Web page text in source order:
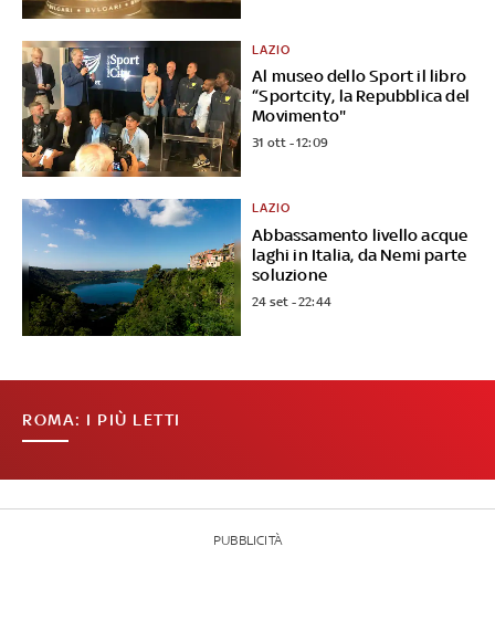
Al museo dello Sport il libro
“Sportcity, la Repubblica del
Movimento"
LAZIO
31 ott - 12:09
Abbassamento livello acque
laghi in Italia, da Nemi parte
soluzione
LAZIO
24 set - 22:44
ROMA: I PIÙ LETTI
PUBBLICITÀ